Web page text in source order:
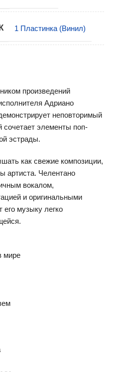
1 Пластинка (Винил)
произведений
Адриано
неповторимый
сочетает элементы поп-
эстрады.
как свежие композиции,
артиста. Челентано
вокалом,
и оригинальными
его музыку легко
мире